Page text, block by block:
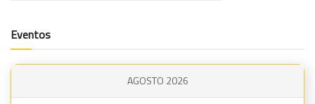
Eventos
AGOSTO 2026